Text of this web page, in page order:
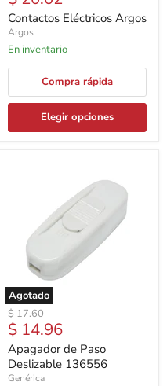
Contactos Eléctricos Argos
Argos
En inventario
Compra rápida
Elegir opciones
Agotado
Precio
original
$ 17.60
Precio
actual
$ 14.96
Apagador de Paso
Deslizable 136556
Genérica